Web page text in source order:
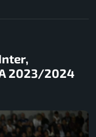
2023/2024